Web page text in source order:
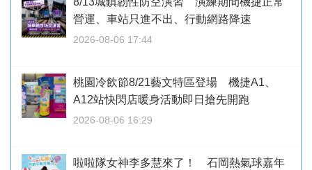
營運、車站只進不出、行動網路降速
2026-08-06 17:44
桃園冷飲節8/21藝文特區登場 機捷A1、
A12站快閃店暖身活動即日搶先開跑
2026-08-06 16:29
啦啦隊女神李多慧來了！ 石岡熱氣球嘉年